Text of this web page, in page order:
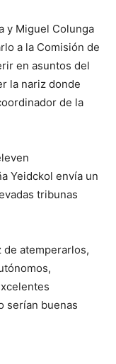
y Miguel Colunga
a la Comisión de
en asuntos del
la nariz donde
de la
Yeidckol envía un
tribunas
de atemperarlos,
serían buenas